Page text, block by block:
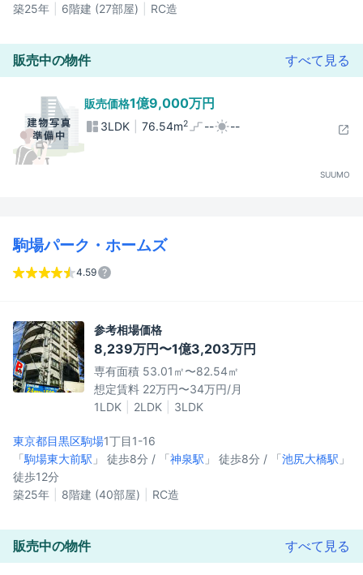
築25年
6階建 (27部屋) RC造
販売中の物件 すべて見る
販売価格1億9,000万円
3LDK 76.54m2 -- --
SUUMO
駒場パーク・ホームズ
4.59
参考相場価格
8,239万円〜1億3,203万円
専有面積 53.01㎡〜82.54㎡
想定賃料 22万円〜34万円/月
1LDK
2LDK 3LDK
東京都目黒区駒場1丁目1-16
「駒場東大前駅 」 徒歩8分 / 「神泉駅 」 徒歩8分 / 「池尻大橋駅 」
徒歩12分
築25年
8階建 (40部屋) RC造
販売中の物件 すべて見る